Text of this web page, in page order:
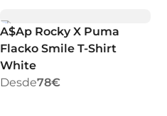
A$Ap Rocky X Puma
Flacko Smile T-Shirt
White
Desde78€